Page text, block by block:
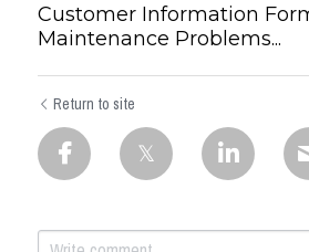
Customer Information
Maintenance Problems...
Return to site